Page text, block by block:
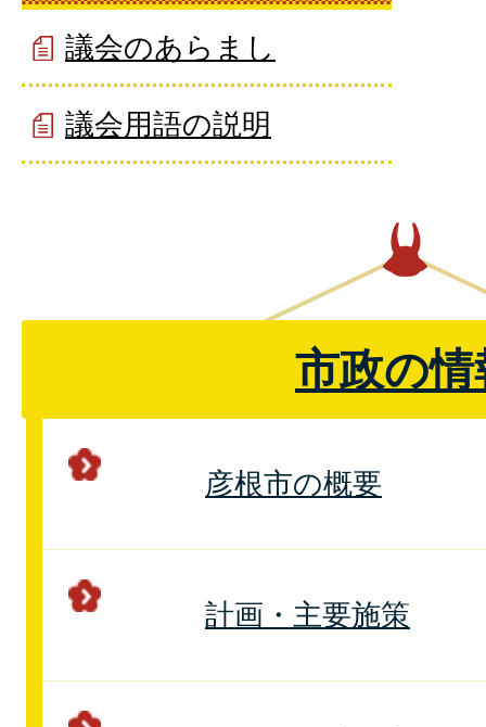
議会のあらまし
議会用語の説明
市政の情
彦根市の概要
計画・主要施策